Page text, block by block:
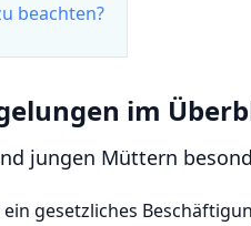
beachten?
im
jungen Müttern
gesetzliches